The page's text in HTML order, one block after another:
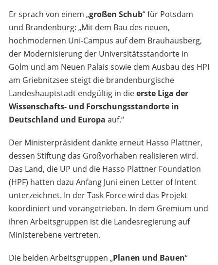
Er sprach von einem „großen Schub“ für Potsdam
und Brandenburg: „Mit dem Bau des neuen,
hochmodernen Uni-Campus auf dem Brauhausberg,
der Modernisierung der Universitätsstandorte in
Golm und am Neuen Palais sowie dem Ausbau des HPI
am Griebnitzsee steigt die brandenburgische
Landeshauptstadt endgültig in dieerste Liga der
Wissenschafts- und Forschungsstandorte in
Deutschland und Europa auf.“
Der Ministerpräsident dankte erneut Hasso Plattner,
dessen Stiftung das Großvorhaben realisieren wird.
Das Land, die UP und die Hasso Plattner Foundation
(HPF) hatten dazu Anfang Juni einen Letter of Intent
unterzeichnet. In der Task Force wird das Projekt
koordiniert und vorangetrieben. In dem Gremium und
ihren Arbeitsgruppen ist die Landesregierung auf
Ministerebene vertreten.
Die beiden Arbeitsgruppen „Planen und Bauen“